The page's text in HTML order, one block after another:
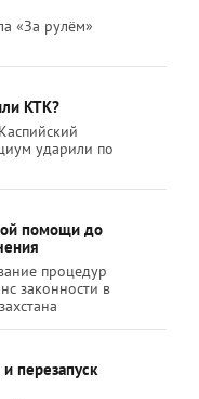
«За рулём»
КТК?
ударили по
помощи до
процедур
законности в
перезапуск